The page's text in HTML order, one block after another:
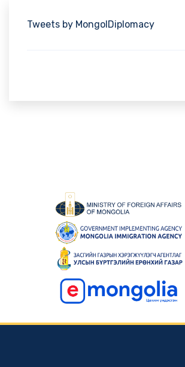
Tweets by MongolDiplomacy